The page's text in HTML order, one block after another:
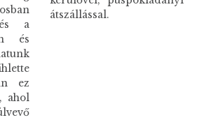
a
és
ez
ahol
átszállással.